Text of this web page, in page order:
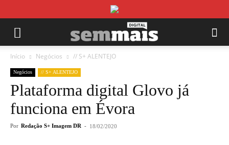
Início Negócios // S+ ALENTEJO
Negócios // S+ ALENTEJO
Plataforma digital Glovo já
funciona em Évora
Por Redação S+ Imagem DR - 18/02/2020